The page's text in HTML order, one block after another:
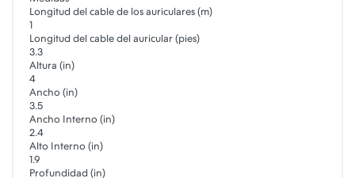
Longitud del cable de los auriculares (m)
1
Longitud del cable del auricular (pies)
3.3
Altura (in)
4
Ancho (in)
3.5
Ancho Interno (in)
2.4
Alto Interno (in)
1.9
Profundidad (in)